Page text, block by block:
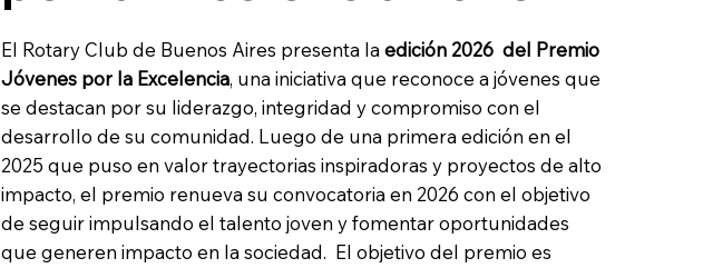
El Rotary Club de Buenos Aires presenta la edición 2026 del Premio
Jóvenes por la Excelencia, una iniciativa que reconoce a jóvenes que
se destacan por su liderazgo, integridad y compromiso con el
desarrollo de su comunidad. Luego de una primera edición en el
2025 que puso en valor trayectorias inspiradoras y proyectos de alto
impacto, el premio renueva su convocatoria en 2026 con el objetivo
de seguir impulsando el talento joven y fomentar oportunidades
que generen impacto en la sociedad. El objetivo del premio es